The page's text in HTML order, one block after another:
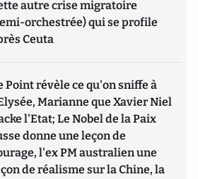
autre crise migratoire
orchestrée) qui se profile
Ceuta
Point révèle ce qu'on sniffe à
Marianne que Xavier Niel
l'Etat; Le Nobel de la Paix
donne une leçon de
l'ex PM australien une
de réalisme sur la Chine, la